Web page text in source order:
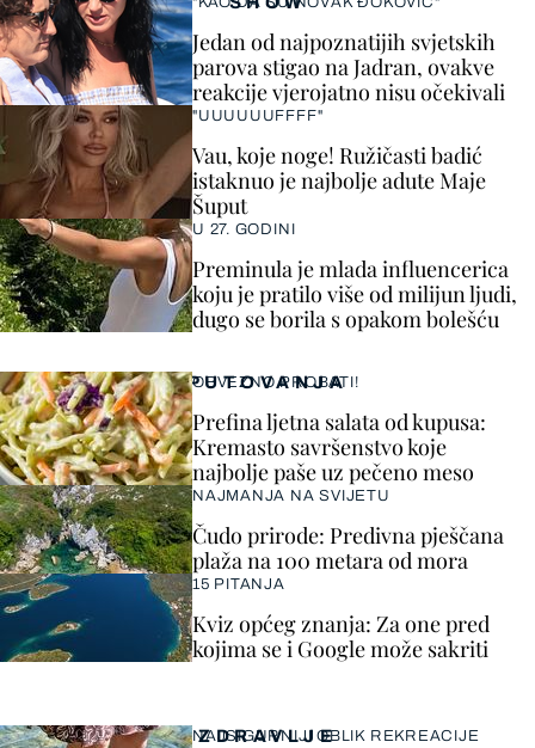
Jedan od najpoznatijih svjetskih
parova stigao na Jadran, ovakve
reakcije vjerojatno nisu očekivali
"UUUUUUFFFF"
Vau, koje noge! Ružičasti badić
istaknuo je najbolje adute Maje
Šuput
U 27. GODINI
Preminula je mlada influencerica
koju je pratilo više od milijun ljudi,
dugo se borila s opakom bolešću
ZDRAVLJE
NAJSIGURNIJI OBLIK REKREACIJE
PUTOVANJA
OBVEZNO PROBATI!
Prefina ljetna salata od kupusa:
Kremasto savršenstvo koje
najbolje paše uz pečeno meso
NAJMANJA NA SVIJETU
Čudo prirode: Predivna pješčana
plaža na 100 metara od mora
15 PITANJA
Kviz općeg znanja: Za one pred
kojima se i Google može sakriti